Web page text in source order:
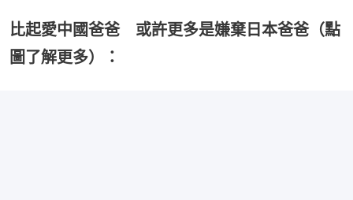
比起愛中國爸爸 或許更多是嫌棄日本爸爸（點
圖了解更多）：